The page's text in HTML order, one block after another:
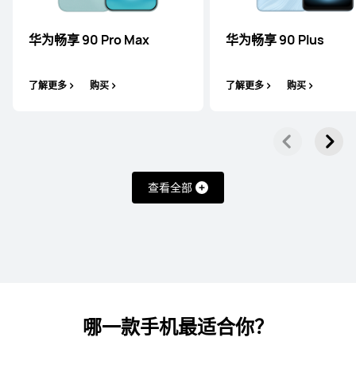
华为畅享 90 Pro Max
了解更多 购买
华为畅享 90 Plus
了解更多 购买
查看全部
Pocket 系列
HUAWEI Pocket 2 优享版
了解更多
nova 系列哪一款手机最适合⁠你？